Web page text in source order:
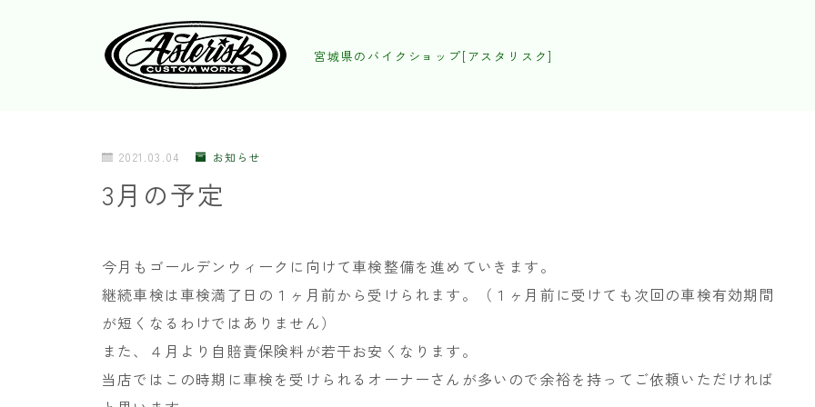
宮城県のバイクショップ[アスタリスク]
2021.03.04 お知らせ
3月の予定
今月もゴールデンウィークに向けて車検整備を進めていきます。
継続車検は車検満了日の１ヶ月前から受けられます。（１ヶ月前に受けても次回の車検有効期間
が短くなるわけではありません）
また、４月より自賠責保険料が若干お安くなります。
当店ではこの時期に車検を受けられるオーナーさんが多いので余裕を持ってご依頼いただければ